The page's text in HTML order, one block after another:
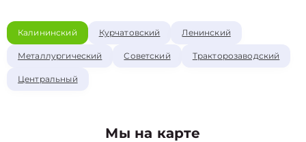
Калининский Курчатовский Ленинский
Металлургический Советский Тракторозаводский
Центральный
Мы на карте